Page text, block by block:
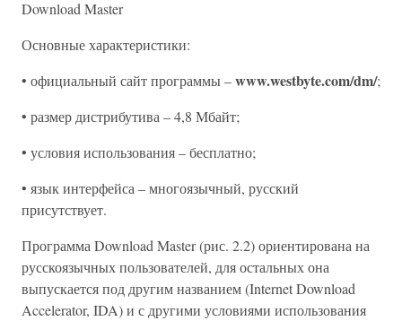
Download Master
Основные характеристики:
• официальный сайт программы –www.westbyte.com/dm/;
• размер дистрибутива – 4,8 Мбайт;
• условия использования – бесплатно;
• язык интерфейса – многоязычный, русский
присутствует.
Программа Download Master (рис. 2.2) ориентирована на
русскоязычных пользователей, для остальных она
выпускается под другим названием (Internet Download
Accelerator, IDA) и с другими условиями использования